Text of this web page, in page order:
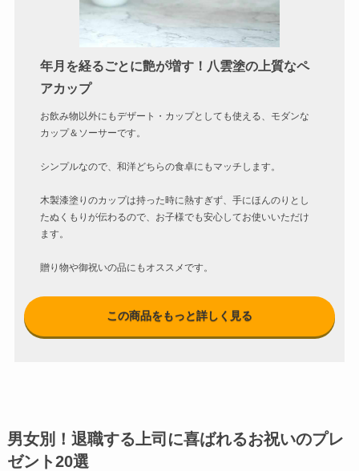
年月を経るごとに艶が増す！八雲塗の上質なペ
アカップ
お飲み物以外にもデザート・カップとしても使える、モダンな
カップ＆ソーサーです。
シンプルなので、和洋どちらの食卓にもマッチします。
木製漆塗りのカップは持った時に熱すぎず、手にほんのりとし
たぬくもりが伝わるので、お子様でも安心してお使いいただけ
ます。
贈り物や御祝いの品にもオススメです。
この商品をもっと詳しく見る
男女別！退職する上司に喜ばれるお祝いのプレ
ゼント20選